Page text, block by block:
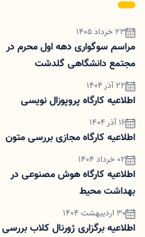
23 خرداد 1405
مراسم سوگواری دهه اول محرم در
مجتمع دانشگاهی گلدشت
22 آذر 1404
اطلاعیه کارگاه پروپوزال نویسی
16 آذر 1404
اطلاعیه کارگاه مجازی بررسی متون
02 خرداد 1404
اطلاعیه کارگاه هوش مصنوعی در
بهداشت محیط
30 اردیبهشت 1404
اطلاعیه برگزاری ژورنال کلاب بررسی